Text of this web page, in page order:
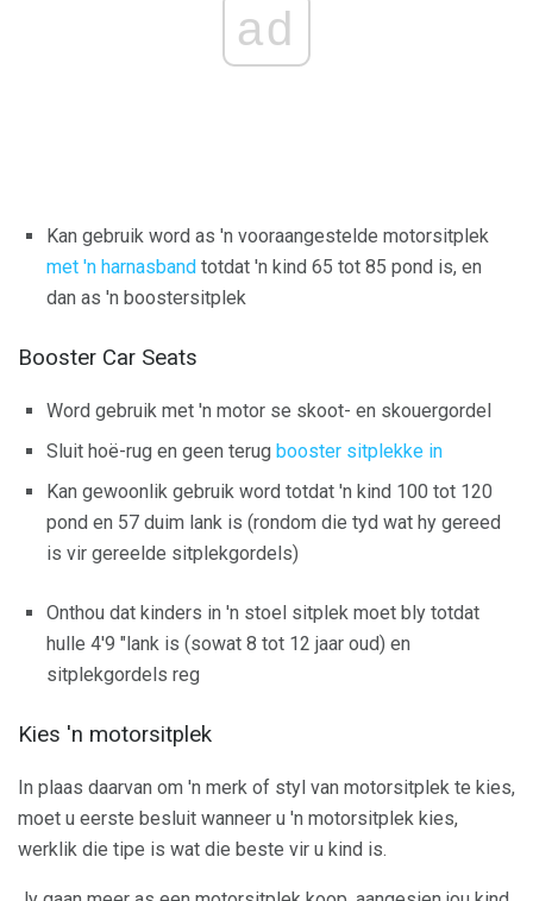
ad
Kan gebruik word as 'n vooraangestelde motorsitplek
met 'n harnasband totdat 'n kind 65 tot 85 pond is, en
dan as 'n boostersitplek
Booster Car Seats
Word gebruik met 'n motor se skoot- en skouergordel
Sluit hoë-rug en geen terug booster sitplekke in
Kan gewoonlik gebruik word totdat 'n kind 100 tot 120
pond en 57 duim lank is (rondom die tyd wat hy gereed
is vir gereelde sitplekgordels)
Onthou dat kinders in 'n stoel sitplek moet bly totdat
hulle 4'9 "lank is (sowat 8 tot 12 jaar oud) en
sitplekgordels reg
Kies 'n motorsitplek
In plaas daarvan om 'n merk of styl van motorsitplek te kies,
moet u eerste besluit wanneer u 'n motorsitplek kies,
werklik die tipe is wat die beste vir u kind is.